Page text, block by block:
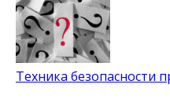
Техника безопасности